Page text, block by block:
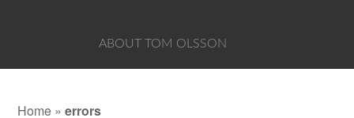
ABOUT TOM OLSSON
Home »errors